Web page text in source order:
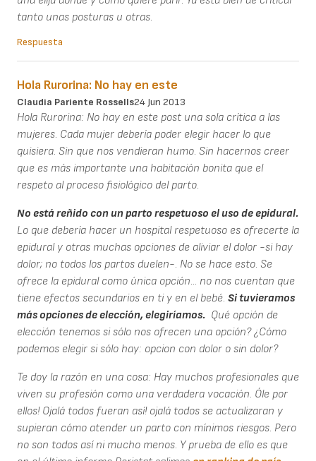
tanto unas posturas u otras.
Respuesta
Hola Rurorina: No hay en este
Claudia Pariente Rossells24 Jun 2013
Hola Rurorina: No hay en este post una sola crítica a las
mujeres. Cada mujer debería poder elegir hacer lo que
quisiera. Sin que nos vendieran humo. Sin hacernos creer
que es más importante una habitación bonita que el
respeto al proceso fisiológico del parto.
No está reñido con un parto respetuoso el uso de epidural.
Lo que debería hacer un hospital respetuoso es ofrecerte la
epidural y otras muchas opciones de aliviar el dolor -si hay
dolor; no todos los partos duelen-. No se hace esto. Se
ofrece la epidural como única opción... no nos cuentan que
tiene efectos secundarios en ti y en el bebé. Si tuvieramos
más opciones de elección, elegiríamos. Qué opción de
elección tenemos si sólo nos ofrecen una opción? ¿Cómo
podemos elegir si sólo hay: opcion con dolor o sin dolor?
Te doy la razón en una cosa: Hay muchos profesionales que
viven su profesión como una verdadera vocación. Óle por
ellos! Ojalá todos fueran así! ojalá todos se actualizaran y
supieran cómo atender un parto con mínimos riesgos. Pero
no son todos así ni mucho menos. Y prueba de ello es que